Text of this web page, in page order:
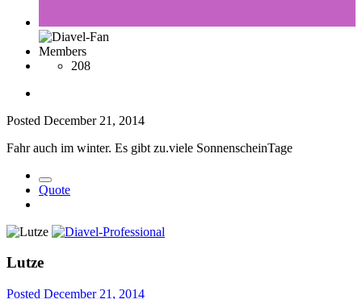
Members
208
Posted December 21, 2014
Fahr auch im winter. Es gibt zu.viele SonnenscheinTage
Quote
Lutze
Posted December 21, 2014